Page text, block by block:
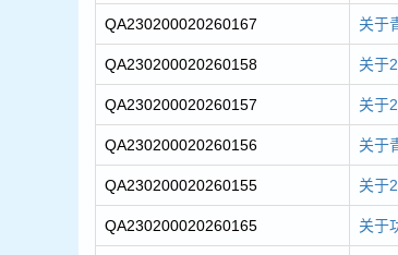
QA230200020260167 关于
QA230200020260158 关于
QA230200020260157 关于
QA230200020260156 关于
QA230200020260155 关于
QA230200020260165 关于